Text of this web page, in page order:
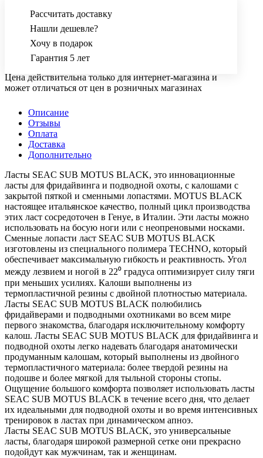
Рассчитать доставку
Нашли дешевле?
Хочу в подарок
Гарантия 5 лет
Цена действительна только для интернет-магазина и
может отличаться от цен в розничных магазинах
Описание
Отзывы
Оплата
Доставка
Дополнительно
Ласты SEAC SUB MOTUS BLACK, это инновационные
ласты для фридайвинга и подводной охоты, с калошами с
закрытой пяткой и сменными лопастями. MOTUS BLACK
настоящее итальянское качество, полный цикл производства
этих ласт сосредоточен в Генуе, в Италии. Эти ласты можно
использовать на босую ноги или с неопреновыми носками.
Сменные лопасти ласт SEAC SUB MOTUS BLACK
изготовлены из специального полимера TECHNO, который
обеспечивает максимальную гибкость и реактивность. Угол
между лезвием и ногой в 22⁰ градуса оптимизирует силу тяги
при меньших усилиях. Калоши выполнены из
термопластичной резины с двойной плотностью материала.
Ласты SEAC SUB MOTUS BLACK полюбились
фридайверами и подводными охотниками во всем мире
первого знакомства, благодаря исключительному комфорту
калош. Ласты SEAC SUB MOTUS BLACK для фридайвинга и
подводной охоты легко надевать благодаря анатомически
продуманным калошам, который выполнены из двойного
термопластичного материала: более твердой резины на
подошве и более мягкой для тыльной стороны стопы.
Ощущение большого комфорта позволяет использовать ласты
SEAC SUB MOTUS BLACK в течение всего дня, что делает
их идеальными для подводной охоты и во время интенсивных
тренировок в ластах при динамическом апноэ.
Ласты SEAC SUB MOTUS BLACK, это универсальные
ласты, благодаря широкой размерной сетке они прекрасно
подойдут как мужчинам, так и женщинам.